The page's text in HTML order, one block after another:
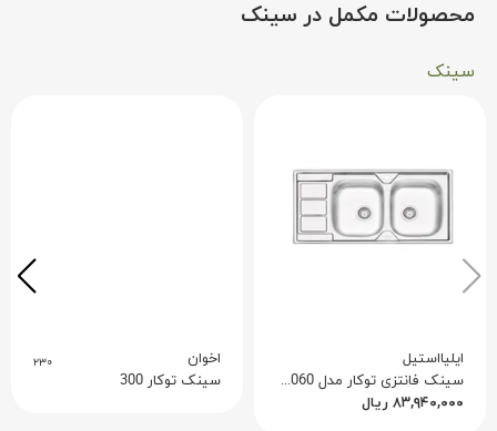
محصولات مکمل در سینک
سینک
ایلیااستیل
سینک فانتزی توکار مدل 2060 ایلیا استیل
۸۳,۹۴۰,۰۰۰ ریال
اخوان ۲۳۰
سینک توکار 300